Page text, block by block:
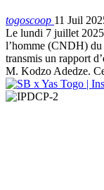
togoscoop 11 Juil
Le lundi 7 juillet
l’homme (CNDH)
transmis un rapport
M. Kodzo Adedze.